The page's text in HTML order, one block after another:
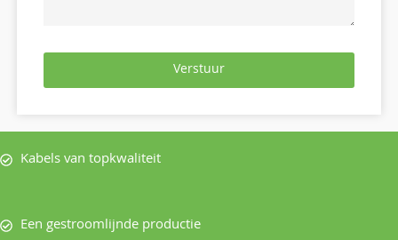
Verstuur
Kabels van topkwaliteit
Een gestroomlijnde productie